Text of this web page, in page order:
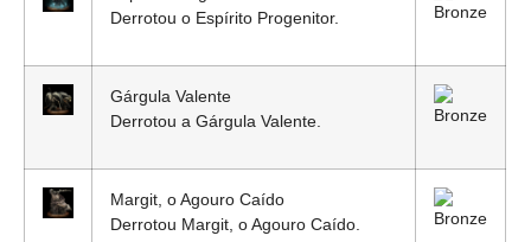
Derrotou o Espírito Progenitor.
Gárgula Valente
Derrotou a Gárgula Valente.
Margit, o Agouro Caído
Derrotou Margit, o Agouro Caído.